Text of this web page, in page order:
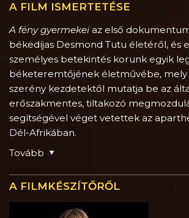
A FILM ISMERTETÉSE
A fény gyermekei az első
békedíjas Desmond Tutu életéről, és
személyes betekintés korunk egyik
béketeremtőjének életművébe, mely
szerény kezdetektől mutatja be az
erőszakmentes, tiltakozó
segítségével véget vetettek az
Dél-Afrikában.
Tovább
A FILMKÉSZÍTŐRŐL